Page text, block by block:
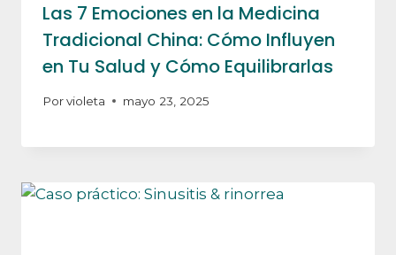
Las 7 Emociones en la Medicina
Tradicional China: Cómo Influyen
en Tu Salud y Cómo Equilibrarlas
Porvioleta mayo 23, 2025